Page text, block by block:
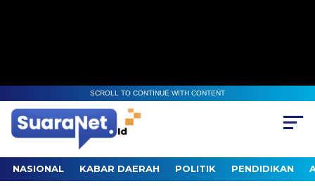
SCROLL TO CONTINUE WITH CONTENT
NASIONAL KABAR DAERAH POLITIK PENDIDIKAN